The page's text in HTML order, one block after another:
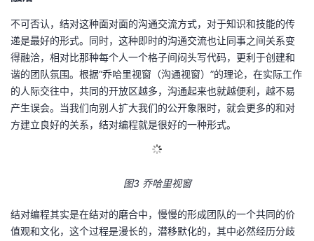
不可否认，结对这种面对面的沟通交流方式，对于知识和技能的传
递是最好的形式。同时，这种即时的沟通交流也让同事之间关系变
得融洽，相对比那种每个人一个格子间闷头写代码，更利于创建和
谐的团队氛围。根据“乔哈里视窗（沟通视窗）”的理论，在实际工作
的人际交往中，共同的开放区越多，沟通起来也就越便利，越不易
产生误会。当我们向别人扩大我们的公开象限时，就会更多的和对
方建立良好的关系，结对编程就是很好的一种形式。
图3 乔哈里视窗
结对编程其实是在结对的磨合中，慢慢的形成团队的一个共同的价
值观和文化，这个过程是漫长的，潜移默化的，其中必然经历分歧